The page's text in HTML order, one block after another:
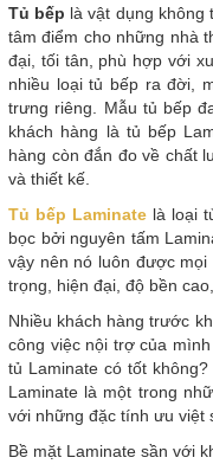
Tủ bếp là vật dụng không
tâm điểm cho những nhà
đại, tối tân, phù hợp với
nhiều loại tủ bếp ra đời,
trưng riêng. Mẫu tủ bếp
khách hàng là tủ bếp
hàng còn đắn đo về chất
và thiết kế.
Tủ bếp Laminate là loại
bọc bởi nguyên tấm
vậy nên nó luôn được
trọng, hiện đại, độ bền
Nhiều khách hàng trước
công việc nội trợ của
tủ Laminate có tốt
Laminate là một trong
với những đặc tính ưu việt
Bề mặt Laminate sần với